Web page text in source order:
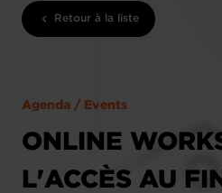
Retour à la liste
Agenda / Events
ONLINE
L'ACCÈS AU